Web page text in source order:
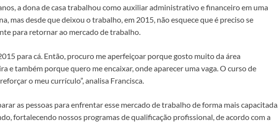
a dona de casa trabalhou como auxiliar administrativo e financeiro em uma
mas desde que deixou o trabalho, em 2015, não esquece que é preciso se
para retornar ao mercado de trabalho.
para cá. Então, procuro me aperfeiçoar porque gosto muito da área
e também porque quero me encaixar, onde aparecer uma vaga. O curso de
o meu currículo”, analisa Francisca.
as pessoas para enfrentar esse mercado de trabalho de forma mais capacitada.
fortalecendo nossos programas de qualificação profissional, de acordo com a